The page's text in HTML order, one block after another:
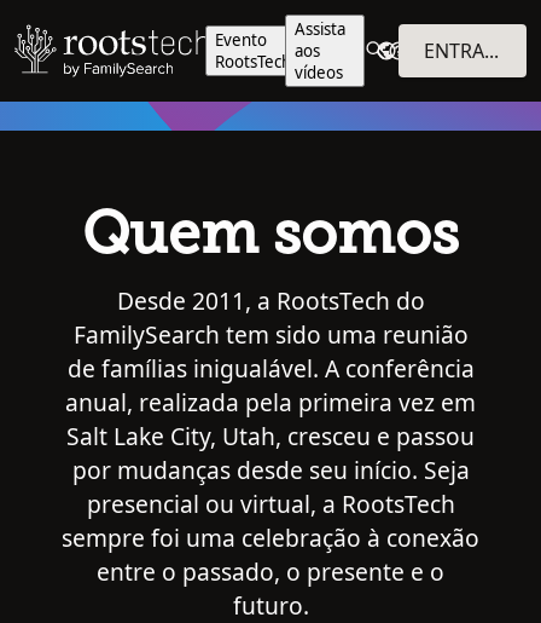
Evento
RootsTech
Assista
aos
vídeos
ENTRAR NO SISTEMA
Quem somos
Desde 2011, a RootsTech do
FamilySearch tem sido uma reunião
de famílias inigualável. A conferência
anual, realizada pela primeira vez em
Salt Lake City, Utah, cresceu e passou
por mudanças desde seu início. Seja
presencial ou virtual, a RootsTech
sempre foi uma celebração à conexão
entre o passado, o presente e o
futuro.